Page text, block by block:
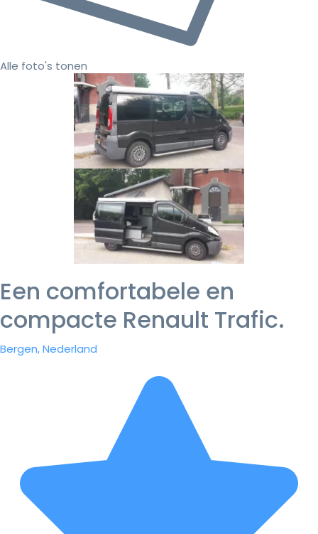
Alle foto's tonen
Een comfortabele en
compacte Renault Trafic.
Bergen, Nederland